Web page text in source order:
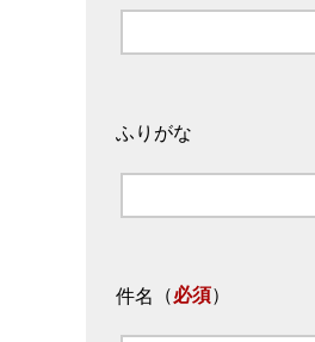
ふりがな
件名 （必須）